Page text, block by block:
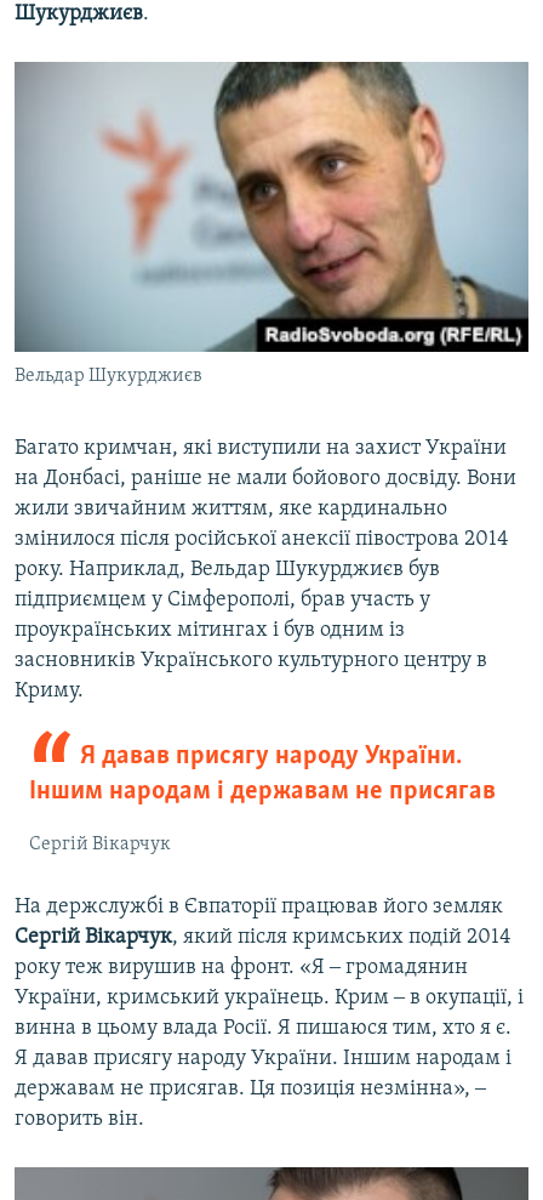
Шукурджиєв.
Вельдар Шукурджиєв
Багато кримчан, які виступили на захист України
на Донбасі, раніше не мали бойового досвіду. Вони
жили звичайним життям, яке кардинально
змінилося після російської анексії півострова 2014
року. Наприклад, Вельдар Шукурджиєв був
підприємцем у Сімферополі, брав участь у
проукраїнських мітингах і був одним із
засновників Українського культурного центру в
Криму.
Я давав присягу народу України.
Іншим народам і державам не присягав
Сергій Вікарчук
На держслужбі в Євпаторії працював його земляк
Сергій Вікарчук, який після кримських подій 2014
року теж вирушив на фронт. «Я ‒ громадянин
України, кримський українець. Крим ‒ в окупації, і
винна в цьому влада Росії. Я пишаюся тим, хто я є.
Я давав присягу народу України. Іншим народам і
державам не присягав. Ця позиція незмінна», ‒
говорить він.